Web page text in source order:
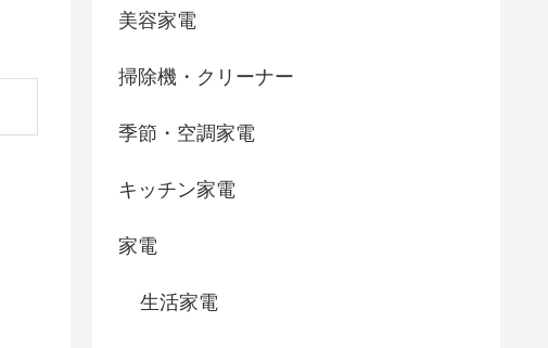
美容家電
掃除機・クリーナー
季節・空調家電
キッチン家電
家電
生活家電